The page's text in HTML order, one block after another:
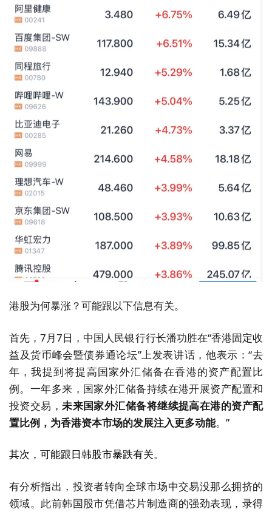
港股为何暴涨？可能跟以下信息有关。
首先，7月7日，中国人民银行行长潘功胜在“香港固定收
益及货币峰会暨债券通论坛”上发表讲话，他表示：“去
年，我提到将提高国家外汇储备在香港的资产配置比
例。一年多来，国家外汇储备持续在港开展资产配置和
投资交易， 未来国家外汇储备将继续提高在港的资产配
置比例，为香港资本市场的发展注入更多动能。”
其次，可能跟日韩股市暴跌有关。
有分析指出，投资者转向全球市场中交易没那么拥挤的
领域。此前韩国股市凭借芯片制造商的强劲表现，录得